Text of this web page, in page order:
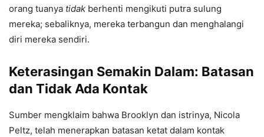
orang tuanya tidak berhenti mengikuti putra sulung
mereka; sebaliknya, mereka terbangun dan menghalangi
diri mereka sendiri.
Keterasingan Semakin Dalam: Batasan
dan Tidak Ada Kontak
Sumber mengklaim bahwa Brooklyn dan istrinya, Nicola
Peltz, telah menerapkan batasan ketat dalam kontak